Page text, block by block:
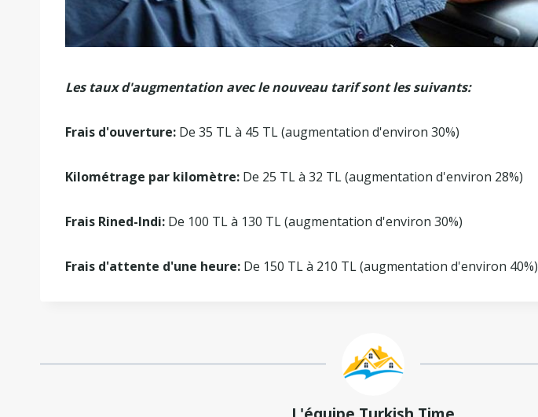
Les taux d'augmentation avec le nouveau tarif sont les suivants:
Frais d'ouverture: De 35 TL à 45 TL (augmentation d'environ 30%)
Kilométrage par kilomètre: De 25 TL à 32 TL (augmentation d'environ 28%)
Frais Rined-Indi: De 100 TL à 130 TL (augmentation d'environ 30%)
Frais d'attente d'une heure: De 150 TL à 210 TL (augmentation d'environ 40%)